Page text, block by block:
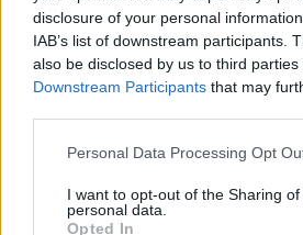
disclosure of your personal
IAB’s list of downstream participants.
also be disclosed by us to third parties
Downstream Participants that may
Please note that this website/app
not limited to your visit or usage
grant or deny consent to Google and
Personal Data Processing Opt
I want to opt-out of the Sharing of
personal data.
Opted In
Voucher 200
τρίτος
01/08/2021 -
Voucher 200
30/07/2021 -